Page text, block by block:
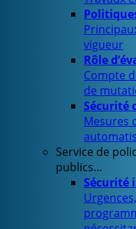
vigueur
Rôle
Compte
de
Sécurité
Mesures
Service de
publics…
Sécurité